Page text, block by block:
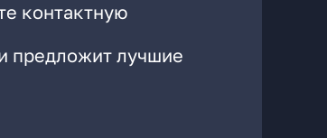
контактную
предложит лучшие